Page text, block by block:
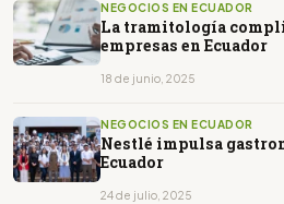
NEGOCIOS EN ECUADOR
La tramitología
empresas en Ecuador
18 de junio, 2025
NEGOCIOS EN ECUADOR
Nestlé impulsa
Ecuador
24 de julio, 2025